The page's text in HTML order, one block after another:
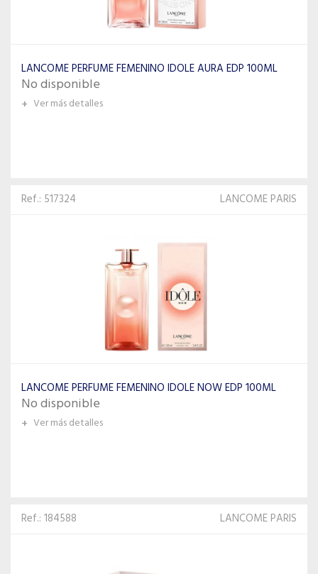
LANCOME PERFUME FEMENINO IDOLE AURA EDP 100ML
No disponible
+ Ver más detalles
Ref.: 517324 LANCOME PARIS
LANCOME PERFUME FEMENINO IDOLE NOW EDP 100ML
No disponible
+ Ver más detalles
Ref.: 184588 LANCOME PARIS